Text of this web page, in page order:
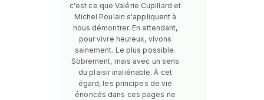
c'est ce que Valérie Cupillard et
Michel Poulain s'appliquent à
nous démontrer. En attendant,
pour vivre heureux, vivons
sainement. Le plus possible.
Sobrement, mais avec un sens
du plaisir inaliénable. À cet
égard, les principes de vie
énoncés dans ces pages ne